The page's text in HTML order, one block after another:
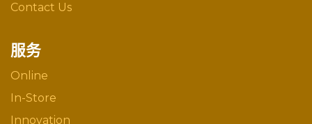
Contact Us
服务
Online
In-Store
Innovation